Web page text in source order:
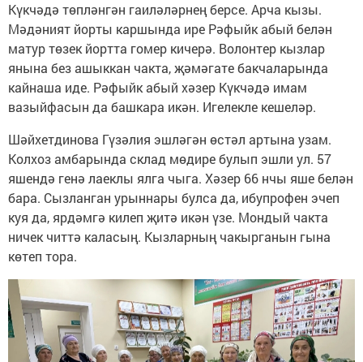
Күкчәдә төпләнгән гаиләләрнең берсе. Арча кызы.
Мәдәният йорты каршында ире Рәфыйк абый белән
матур төзек йортта гомер кичерә. Волонтер кызлар
янына без ашыккан чакта, җәмәгате бакчаларында
кайнаша иде. Рәфыйк абый хәзер Күкчәдә имам
вазыйфасын да башкара икән. Игелекле кешеләр.
Шәйхетдинова Гүзәлия эшләгән өстәл артына узам.
Колхоз амбарында склад мөдире булып эшли ул. 57
яшендә генә лаеклы ялга чыга. Хәзер 66 нчы яше белән
бара. Сызланган урыннары булса да, ибупрофен эчеп
куя да, ярдәмгә килеп җитә икән үзе. Мондый чакта
ничек читтә каласың. Кызларның чакырганын гына
көтеп тора.